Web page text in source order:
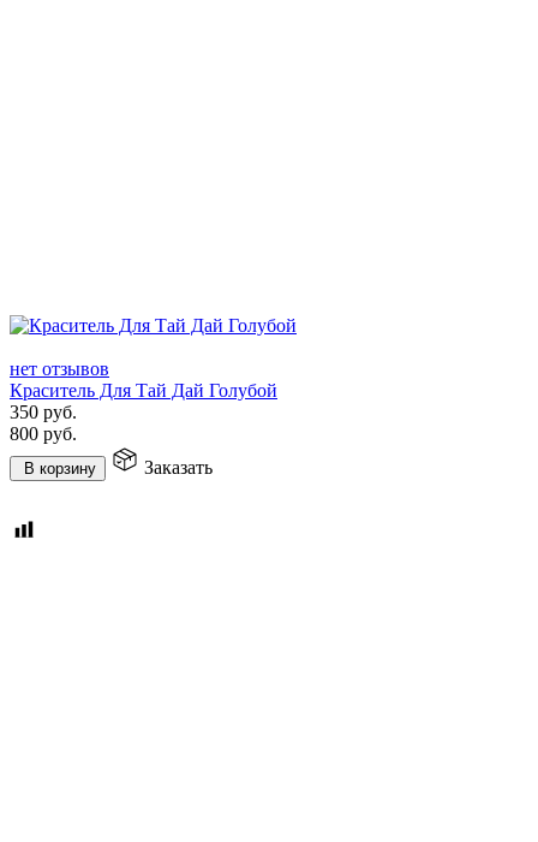
нет отзывов
Краситель Для Тай Дай Голубой
350 руб.
800 руб.
В корзину Заказать